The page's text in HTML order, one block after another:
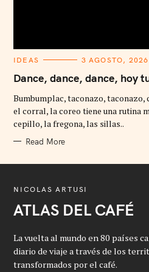
C
T
E
O
R
I
E
IDEAS 3 AGOSTO, 2026
Dance, dance, dance, hoy
Bumbumplac, taconazo, taconazo,
el corral, la coreo tiene una rutina
cepillo, la fregona, las sillas..
Read More
NICOLAS ARTUSI
ATLAS DEL CAFÉ
La vuelta al mundo en 80 países
diario de viaje a través de los
transformados por el café.